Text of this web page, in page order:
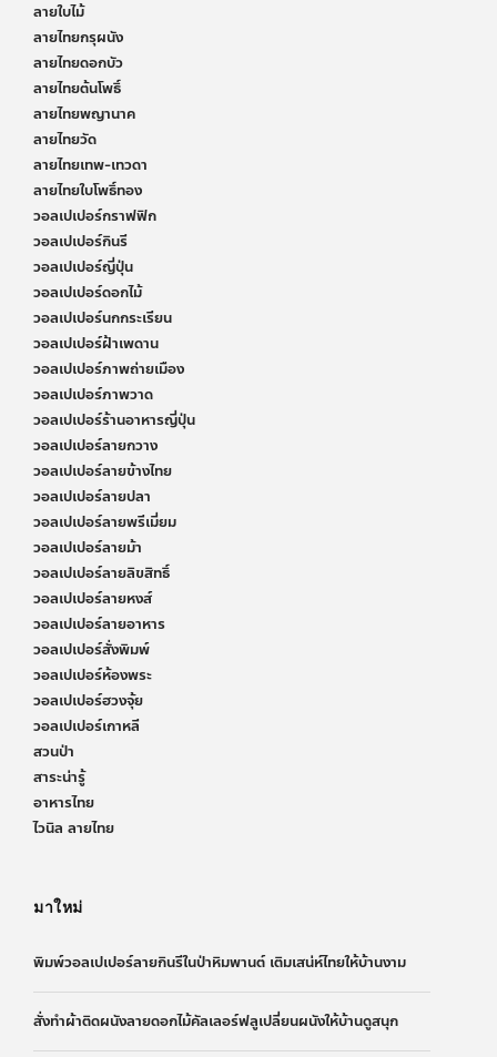
ลายใบไม้
ลายไทยกรุผนัง
ลายไทยดอกบัว
ลายไทยต้นโพธิ์
ลายไทยพญานาค
ลายไทยวัด
ลายไทยเทพ-เทวดา
ลายไทยใบโพธิ์ทอง
วอลเปเปอร์กราฟฟิก
วอลเปเปอร์กินรี
วอลเปเปอร์ญี่ปุ่น
วอลเปเปอร์ดอกไม้
วอลเปเปอร์นกกระเรียน
วอลเปเปอร์ฝ้าเพดาน
วอลเปเปอร์ภาพถ่ายเมือง
วอลเปเปอร์ภาพวาด
วอลเปเปอร์ร้านอาหารญี่ปุ่น
วอลเปเปอร์ลายกวาง
วอลเปเปอร์ลายข้างไทย
วอลเปเปอร์ลายปลา
วอลเปเปอร์ลายพรีเมี่ยม
วอลเปเปอร์ลายม้า
วอลเปเปอร์ลายลิขสิทธิ์
วอลเปเปอร์ลายหงส์
วอลเปเปอร์ลายอาหาร
วอลเปเปอร์สั่งพิมพ์
วอลเปเปอร์ห้องพระ
วอลเปเปอร์ฮวงจุ้ย
วอลเปเปอร์เกาหลี
สวนป่า
สาระน่ารู้
อาหารไทย
ไวนิล ลายไทย
มาใหม่
พิมพ์วอลเปเปอร์ลายกินรีในป่าหิมพานต์ เติมเสน่ห์ไทยให้บ้านงาม
สั่งทำผ้าติดผนังลายดอกไม้คัลเลอร์ฟลูเปลี่ยนผนังให้บ้านดูสนุก